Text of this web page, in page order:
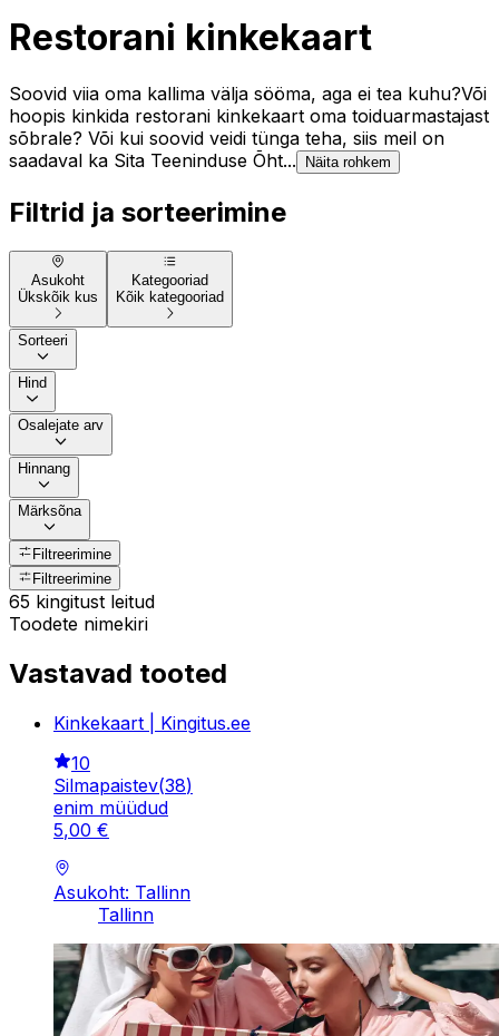
Restorani kinkekaart
Soovid viia oma kallima välja sööma, aga ei tea kuhu?Või
hoopis kinkida restorani kinkekaart oma toiduarmastajast
sõbrale? Või kui soovid veidi tünga teha, siis meil on
saadaval ka Sita Teeninduse Õht...
Näita rohkem
Filtrid ja sorteerimine
Asukoht
Ükskõik kus
Kategooriad
Kõik kategooriad
Sorteeri
Hind
Osalejate arv
Hinnang
Märksõna
Filtreerimine
Filtreerimine
65 kingitust leitud
Toodete nimekiri
Vastavad tooted
Kinkekaart | Kingitus.ee
10
Silmapaistev(38)
enim müüdud
5,00 €
Asukoht: Tallinn
Tallinn